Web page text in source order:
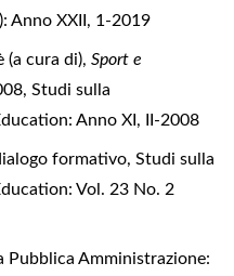
Anno XXII, 1-2019
(a cura di), Sport e
, Studi sulla
Anno XI, II-2008
formativo, Studi sulla
Vol. 23 No. 2
Pubblica Amministrazione: